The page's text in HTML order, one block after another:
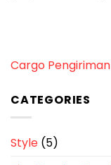
Cargo
CATEGORIES
Style (5)